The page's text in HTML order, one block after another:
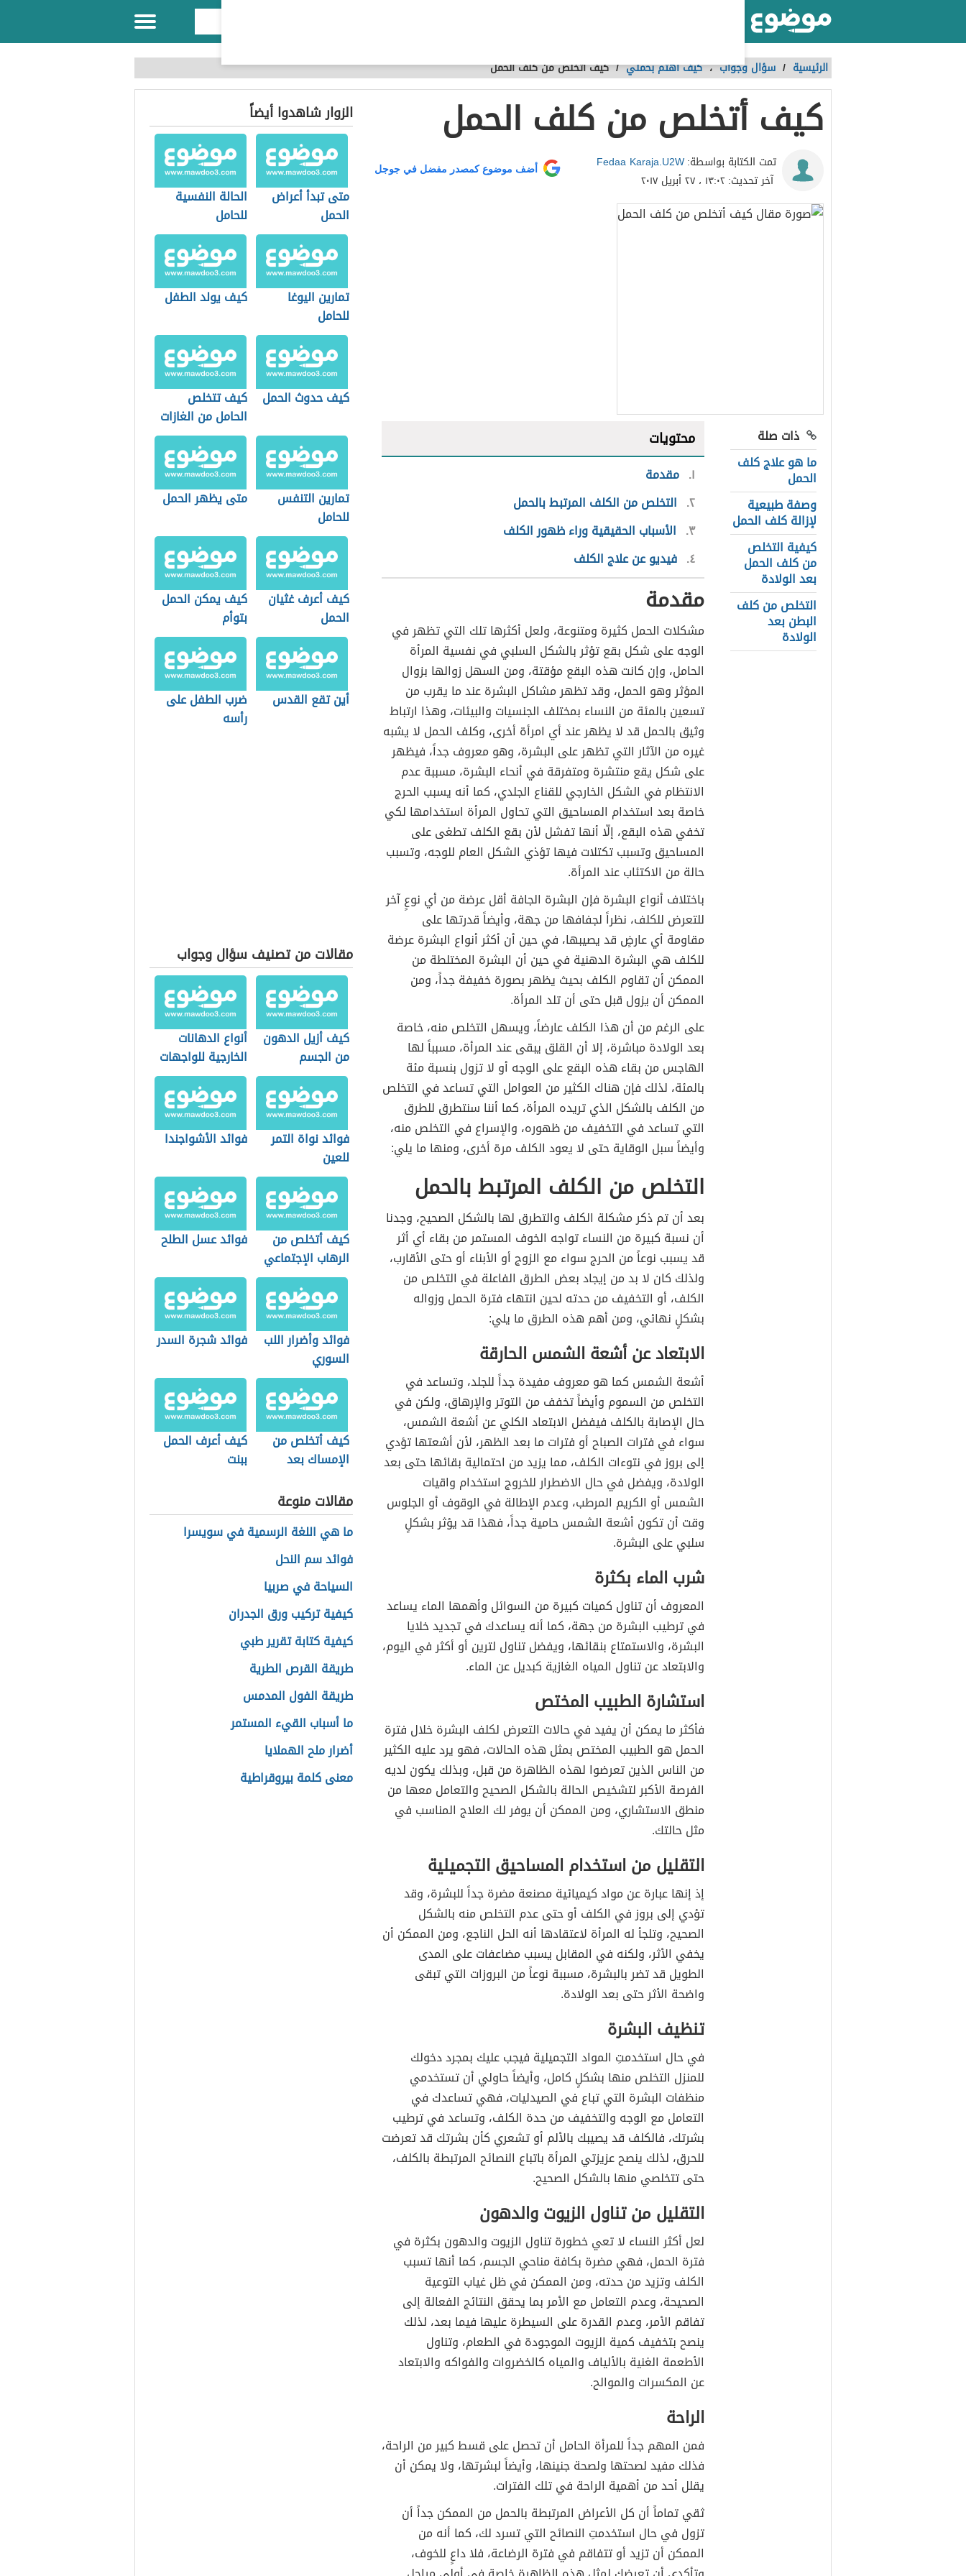
الرئيسية / سؤال وجواب،كيف أهتم بحملي /كيف أتخلص من كلف الحمل
كيف أتخلص من كلف الحمل
تمت الكتابة بواسطة:Fedaa Karaja.U2W
آخر تحديث:١٣:٠٢ ، ٢٧ أبريل ٢٠١٧
أضف موضوع كمصدر مفضل في جوجل
ذات صلة
ما هو علاج كلف
الحمل
وصفة طبيعية
لإزالة كلف الحمل
كيفية التخلص
من كلف الحمل
بعد الولادة
التخلص من كلف
البطن بعد
الولادة
محتويات
١ مقدمة
٢ التخلص من الكلف المرتبط بالحمل
٣ الأسباب الحقيقية وراء ظهور الكلف
٤ فيديو عن علاج الكلف
مقدمة
مشكلات الحمل كثيرة ومتنوعة، ولعل أكثرها تلك التي تظهر في
الوجه على شكل بقع تؤثر بالشكل السلبي في نفسية المرأة
الحامل، وإن كانت هذه البقع مؤقتة، ومن السهل زوالها بزوال
المؤثر وهو الحمل، وقد تظهر مشاكل البشرة عند ما يقرب من
تسعين بالمئة من النساء بمختلف الجنسيات والبيئات، وهذا ارتباط
وثيق بالحمل قد لا يظهر عند أي امرأة أخرى، وكلف الحمل لا يشبه
غيره من الآثار التي تظهر على البشرة، وهو معروف جداً، فيظهر
على شكل يقع منتشرة ومتفرقة في أنحاء البشرة، مسببة عدم
الانتظام في الشكل الخارجي للقناع الجلدي، كما أنه يسبب الحرج
خاصة بعد استخدام المساحيق التي تحاول المرأة استخدامها لكي
تخفي هذه البقع، إلّا أنها تفشل لأن بقع الكلف تطغى على
المساحيق وتسبب تكتلات فيها تؤذي الشكل العام للوجه، وتسبب
حالة من الاكتئاب عند المرأة.
باختلاف أنواع البشرة فإن البشرة الجافة أقل عرضة من أي نوعٍ آخر
للتعرض للكلف، نظراً لجفافها من جهة، وأيضاً قدرتها على
مقاومة أي عارضٍ قد يصيبها، في حين أن أكثر أنواع البشرة عرضة
للكلف هي البشرة الدهنية في حين أن البشرة المختلطة من
الممكن أن تقاوم الكلف بحيث يظهر بصورة خفيفة جداً، ومن
الممكن أن يزول قبل حتى أن تلد المرأة.
على الرغم من أن هذا الكلف عارضاً، ويسهل التخلص منه، خاصة
بعد الولادة مباشرة، إلا أن القلق يبقى عند المرأة، مسبباً لها
الهاجس من بقاء هذه البقع على الوجه أو لا تزول بنسبة مئة
بالمئة، لذلك فإن هناك الكثير من العوامل التي تساعد في التخلص
من الكلف بالشكل الذي تريده المرأة، كما أننا سنتطرق للطرق
التي تساعد في التخفيف من ظهوره، والإسراع في التخلص منه،
وأيضاً سبل الوقاية حتى لا يعود الكلف مرة أخرى، ومنها ما يلي:
التخلص من الكلف المرتبط بالحمل
بعد أن تم ذكر مشكلة الكلف والتطرق لها بالشكل الصحيح، وجدنا
أن نسبة كبيرة من النساء تواجه الخوف المستمر من بقاء أي أثر
قد يسبب نوعاً من الحرج سواء مع الزوج أو الأبناء أو حتى الأقارب،
ولذلك كان لا بد من إيجاد بعض الطرق الفاعلة في التخلص من
الكلف، أو التخفيف من حدته لحين انتهاء فترة الحمل وزواله
بشكلٍ نهائي، ومن أهم هذه الطرق ما يلي:
الابتعاد عن أشعة الشمس الحارقة
أشعة الشمس كما هو معروف مفيدة جداً للجلد، وتساعد في
التخلص من السموم وأيضاً تخفف من التوتر والإرهاق، ولكن في
حال الإصابة بالكلف فيفضل الابتعاد الكلي عن أشعة الشمس،
سواء في فترات الصباح أو فترات ما بعد الظهر، لأن أشعتها تؤدي
إلى بروز في نتوءات الكلف، مما يزيد من احتمالية بقائها حتى بعد
الولادة، ويفضل في حال الاضطرار للخروج استخدام واقيات
الشمس أو الكريم المرطب، وعدم الإطالة في الوقوف أو الجلوس
وقت أن تكون أشعة الشمس حامية جداً، فهذا قد يؤثر بشكلٍ
سلبي على البشرة.
شرب الماء بكثرة
المعروف أن تناول كميات كبيرة من السوائل وأهمها الماء يساعد
في ترطيب البشرة من جهة، كما أنه يساعدك في تجديد خلايا
البشرة، والاستمتاع بنقائها، ويفضل تناول لترين أو أكثر في اليوم،
والابتعاد عن تناول المياه الغازية كبديل عن الماء.
استشارة الطبيب المختص
فأكثر ما يمكن أن يفيد في حالات التعرض لكلف البشرة خلال فترة
الحمل هو الطبيب المختص بمثل هذه الحالات، فهو يرد عليه الكثير
من الناس الذين تعرضوا لهذه الظاهرة من قبل، وبذلك يكون لديه
الفرصة الأكبر لتشخيص الحالة بالشكل الصحيح والتعامل معها من
منطق الاستشاري، ومن الممكن أن يوفر لك العلاج المناسب في
مثل حالتك.
التقليل من استخدام المساحيق التجميلية
إذ إنها عبارة عن مواد كيميائية مصنعة مضرة جداً للبشرة، وقد
تؤدي إلى بروز في الكلف أو حتى عدم التخلص منه بالشكل
الصحيح، وتلجأ له المرأة لاعتقادها أنه الحل الناجع، ومن الممكن أن
يخفي الأثر، ولكنه في المقابل يسبب مضاعفات على المدى
الطويل قد تضر بالبشرة، مسببة نوعاً من البروزات التي تبقى
واضحة الأثر حتى بعد الولادة.
تنظيف البشرة
في حال استخدمتِ المواد التجميلية فيجب عليك بمجرد دخولك
للمنزل التخلص منها بشكلٍ كامل، وأيضاً حاولي أن تستخدمي
منظفات البشرة التي تباع في الصيدليات، فهي تساعدك في
التعامل مع الوجه والتخفيف من حدة الكلف، وتساعد في ترطيب
بشرتك، فالكلف قد يصيبك بالألم أو تشعري كأن بشرتك قد تعرضت
للحرق، لذلك ينصح عزيزتي المرأة باتباع النصائح المرتبطة بالكلف،
حتى تتخلصي منها بالشكل الصحيح.
التقليل من تناول الزيوت والدهون
لعل أكثر النساء لا تعي خطورة تناول الزيوت والدهون بكثرة في
فترة الحمل، فهي مضرة بكافة مناحي الجسم، كما أنها تسبب
الكلف وتزيد من حدته، ومن الممكن في ظل غياب التوعية
الصحيحة، وعدم التعامل مع الأمر بما يحقق النتائج الفعالة إلى
تفاقم الأمر، وعدم القدرة على السيطرة عليها فيما بعد، لذلك
ينصح بتخفيف كمية الزيوت الموجودة في الطعام، وتناول
الأطعمة الغنية بالألياف والمياه كالخضروات والفواكه والابتعاد
عن المكسرات والموالح.
الراحة
فمن المهم جداً للمرأة الحامل أن تحصل على قسط كبير من الراحة،
فذلك مفيد لصحتها ولصحة جنينها، وأيضاً لبشرتها، ولا يمكن أن
يقلل أحد من أهمية الراحة في تلك الفترات.
ثقي تماماً أن كل الأعراض المرتبطة بالحمل من الممكن جداً أن
تزول في حال استخدمتِ النصائح التي تسرد لك، كما أنه من
الممكن أن تزيد أو تتفاقم في فترة الرضاعة، فلا داعٍ للخوف،
الزوار شاهدوا أيضاً
متى تبدأ أعراض
الحمل
الحالة النفسية
للحامل
تمارين اليوغا
للحامل
كيف يولد الطفل
كيف حدوث الحمل
كيف تتخلص
الحامل من الغازات
تمارين التنفس
للحامل
متى يظهر الحمل
كيف أعرف غثيان
الحمل
كيف يمكن الحمل
بتوأم
أين تقع القدس
ضرب الطفل على
رأسه
مقالات من تصنيف سؤال وجواب
كيف أزيل الدهون
من الجسم
أنواع الدهانات
الخارجية للواجهات
فوائد نواة التمر
للعين
فوائد الأشواجندا
كيف أتخلص من
الرهاب الإجتماعي
فوائد عسل الطلح
فوائد وأضرار اللب
السوري
فوائد شجرة السدر
كيف أتخلص من
الإمساك بعد
كيف أعرف الحمل
ببنت
مقالات منوعة
ما هي اللغة الرسمية في سويسرا
فوائد سم النحل
السياحة في صربيا
كيفية تركيب ورق الجدران
كيفية كتابة تقرير طبي
طريقة القرص الطرية
طريقة الفول المدمس
ما أسباب القيء المستمر
أضرار ملح الهملايا
معنى كلمة بيروقراطية